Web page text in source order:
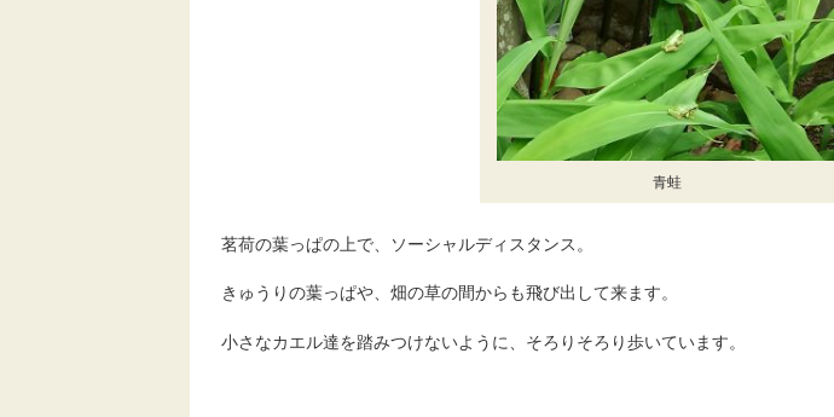
青蛙
茗荷の葉っぱの上で、ソーシャルディスタンス。
きゅうりの葉っぱや、畑の草の間からも飛び出して来ます。
小さなカエル達を踏みつけないように、そろりそろり歩いています。